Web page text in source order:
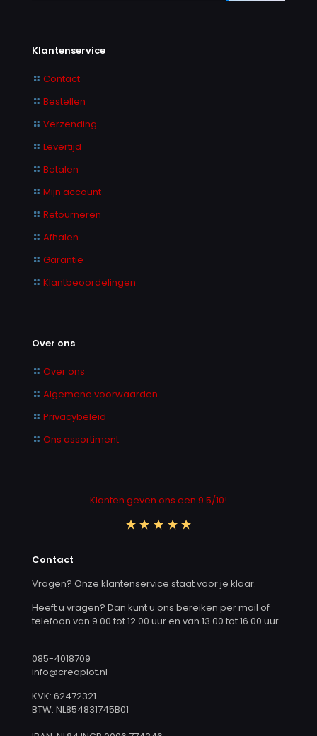
Klantenservice
Contact
Bestellen
Verzending
Levertijd
Betalen
Mijn account
Retourneren
Afhalen
Garantie
Klantbeoordelingen
Over ons
Over ons
Algemene voorwaarden
Privacybeleid
Ons assortiment
Klanten geven ons een 9.5/10!
Contact
Vragen? Onze klantenservice staat voor je klaar.
Heeft u vragen? Dan kunt u ons bereiken per mail of
telefoon van 9.00 tot 12.00 uur en van 13.00 tot 16.00 uur.
085-4018709
info@creaplot.nl
KVK: 62472321
BTW: NL854831745B01